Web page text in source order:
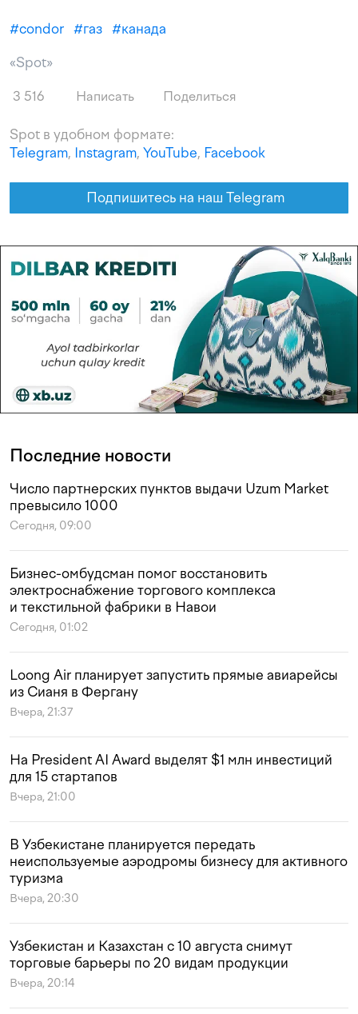
#condor #газ #канада
«Spot»
3 516 Написать Поделиться
Spot в удобном формате:
Telegram, Instagram, YouTube, Facebook
Подпишитесь на наш Telegram
Последние новости
Число партнерских пунктов выдачи Uzum Market
превысило 1000
Сегодня, 09:00
Бизнес-омбудсман помог восстановить
электроснабжение торгового комплекса
и текстильной фабрики в Навои
Сегодня, 01:02
Loong Air планирует запустить прямые авиарейсы
из Сианя в Фергану
Вчера, 21:37
На President AI Award выделят $1 млн инвестиций
для 15 стартапов
Вчера, 21:00
В Узбекистане планируется передать
неиспользуемые аэродромы бизнесу для активного
туризма
Вчера, 20:30
Узбекистан и Казахстан с 10 августа снимут
торговые барьеры по 20 видам продукции
Вчера, 20:14